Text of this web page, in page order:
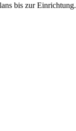
bis zur Einrichtung.